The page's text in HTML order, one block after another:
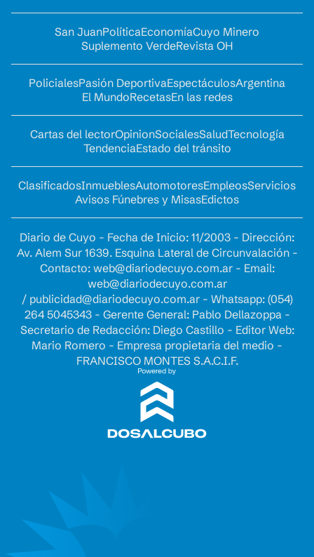
San JuanPolíticaEconomíaCuyo Minero
Suplemento VerdeRevista OH
PolicialesPasión DeportivaEspectáculosArgentina
El MundoRecetasEn las redes
Cartas del lectorOpinionSocialesSaludTecnología
TendenciaEstado del tránsito
ClasificadosInmueblesAutomotoresEmpleosServicios
Avisos Fúnebres y MisasEdictos
Diario de Cuyo - Fecha de Inicio: 11/2003 - Dirección:
Av. Alem Sur 1639. Esquina Lateral de Circunvalación -
Contacto: web@diariodecuyo.com.ar- Email:
web@diariodecuyo.com.ar
/ publicidad@diariodecuyo.com.ar- Whatsapp: (054)
264 5045343 - Gerente General: Pablo Dellazoppa -
Secretario de Redacción: Diego Castillo - Editor Web:
Mario Romero - Empresa propietaria del medio -
FRANCISCO MONTES S.A.C.I.F.